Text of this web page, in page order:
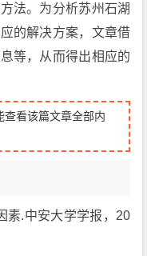
法。为分析苏州石湖
的解决方案，文章借
等，从而得出相应的
查看该篇文章全部内
素.中安大学学报，20